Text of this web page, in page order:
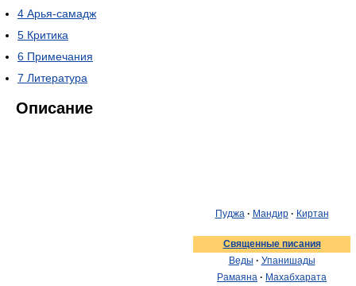
Пуджа· Мандир· Киртан
Священные писания
Веды · Упанишады
Рамаяна · Махабхарата
4 Арья-самадж
5 Критика
6 Примечания
7 Литература
Описание